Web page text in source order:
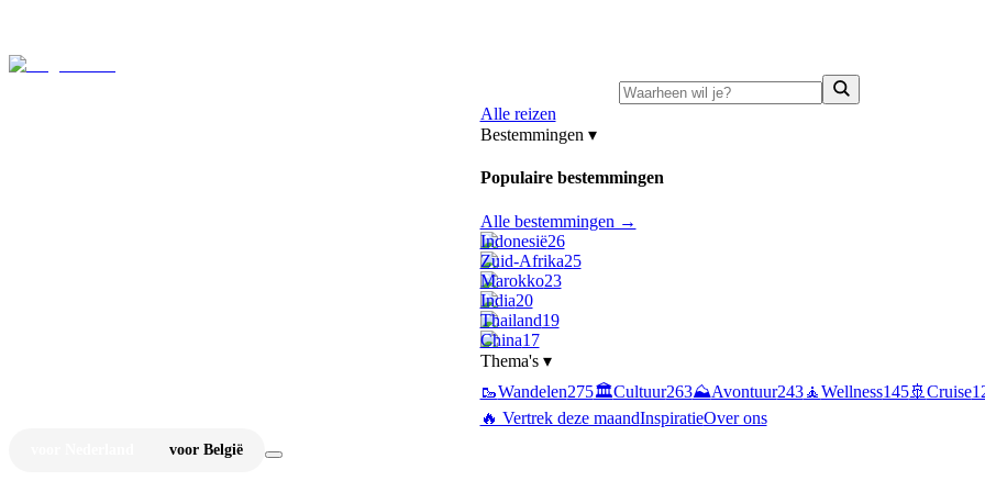
Alle reizen
Bestemmingen ▾
Populaire bestemmingen
Alle bestemmingen →
Indonesië26
Zuid-Afrika25
Marokko23
India20
Thailand19
China17
Thema's ▾
🥾Wandelen275🏛️Cultuur263⛰️Avontuur243🧘Wellness145🚢 Cruise
🔥 Vertrek deze maandInspiratieOver ons
voor België